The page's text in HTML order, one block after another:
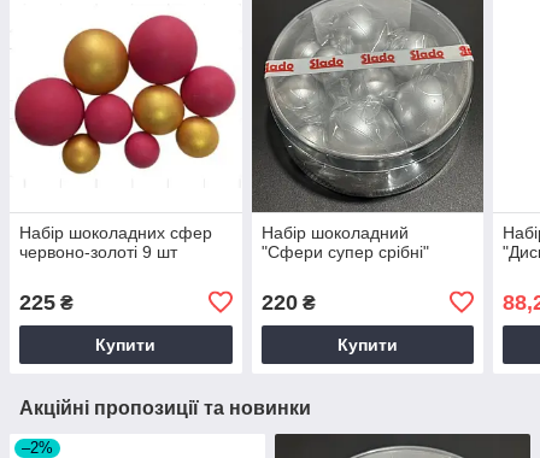
Набір шоколадних сфер
червоно-золоті 9 шт
225 ₴
Купити
Набір шоколадний
"Сфери супер срібні"
220₴
Купити
Акційні пропозиції та новинки
–2%